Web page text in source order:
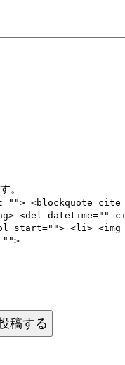
。
<blockquote
<del datetime=""
start=""> <li> <img
稿する